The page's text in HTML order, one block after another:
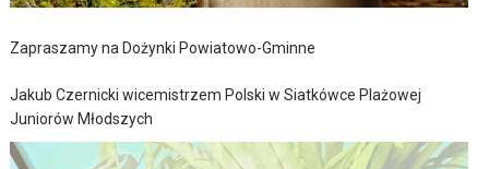
Zapraszamy na Dożynki Powiatowo-Gminne
Jakub Czernicki wicemistrzem Polski w Siatkówce Plażowej
Juniorów Młodszych